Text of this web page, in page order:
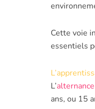
Cette voie
essentiels
L’alternance
ans, ou 15